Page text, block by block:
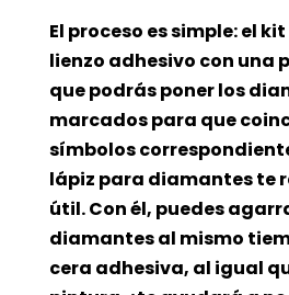
El proceso es simple: el
lienzo adhesivo con una
que podrás poner los
marcados para que
símbolos
lápiz para diamantes te
útil. Con él, puedes
diamantes al mismo
cera adhesiva, al igual